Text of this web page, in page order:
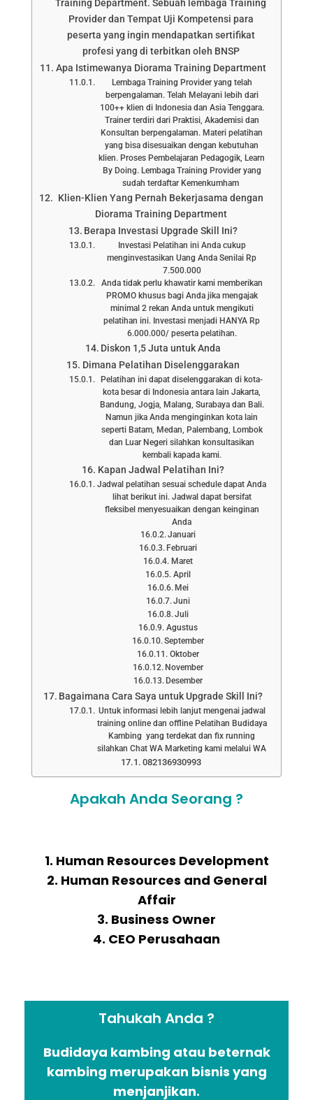
Training Department. Sebuah lembaga Training
Provider dan Tempat Uji Kompetensi para
peserta yang ingin mendapatkan sertifikat
profesi yang di terbitkan oleh BNSP
Apa Istimewanya Diorama Training Department
Lembaga Training Provider yang telah
berpengalaman. Telah Melayani lebih dari
100++ klien di Indonesia dan Asia Tenggara.
Trainer terdiri dari Praktisi, Akademisi dan
Konsultan berpengalaman. Materi pelatihan
yang bisa disesuaikan dengan kebutuhan
klien. Proses Pembelajaran Pedagogik, Learn
By Doing. Lembaga Training Provider yang
sudah terdaftar Kemenkumham
Klien-Klien Yang Pernah Bekerjasama dengan
Diorama Training Department
Berapa Investasi Upgrade Skill Ini?
Investasi Pelatihan ini Anda cukup
menginvestasikan Uang Anda Senilai Rp
7.500.000
Anda tidak perlu khawatir kami memberikan
PROMO khusus bagi Anda jika mengajak
minimal 2 rekan Anda untuk mengikuti
pelatihan ini. Investasi menjadi HANYA Rp
6.000.000/ peserta pelatihan.
Diskon 1,5 Juta untuk Anda
Dimana Pelatihan Diselenggarakan
Pelatihan ini dapat diselenggarakan di kota-
kota besar di Indonesia antara lain Jakarta,
Bandung, Jogja, Malang, Surabaya dan Bali.
Namun jika Anda menginginkan kota lain
seperti Batam, Medan, Palembang, Lombok
dan Luar Negeri silahkan konsultasikan
kembali kapada kami.
Kapan Jadwal Pelatihan Ini?
Jadwal pelatihan sesuai schedule dapat Anda
lihat berikut ini. Jadwal dapat bersifat
fleksibel menyesuaikan dengan keinginan
Anda
Januari
Februari
Maret
April
Mei
Juni
Juli
Agustus
September
Oktober
November
Desember
Bagaimana Cara Saya untuk Upgrade Skill Ini?
Untuk informasi lebih lanjut mengenai jadwal
training online dan offline Pelatihan Budidaya
Kambing yang terdekat dan fix running
silahkan Chat WA Marketing kami melalui WA
082136930993
Apakah Anda Seorang ?
1. Human Resources Development
2. Human Resources and General
Affair
3. Business Owner
4. CEO Perusahaan
Tahukah Anda ?
Budidaya kambing atau beternak
kambing merupakan bisnis yang
menjanjikan.